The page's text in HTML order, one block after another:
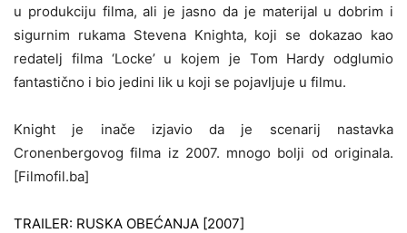
u produkciju filma, ali je jasno da je materijal u dobrim i
sigurnim rukama Stevena Knighta, koji se dokazao kao
redatelj filma ‘Locke’ u kojem je Tom Hardy odglumio
fantastično i bio jedini lik u koji se pojavljuje u filmu.
Knight je inače izjavio da je scenarij nastavka
Cronenbergovog filma iz 2007. mnogo bolji od originala.
[Filmofil.ba]
TRAILER: RUSKA OBEĆANJA [2007]